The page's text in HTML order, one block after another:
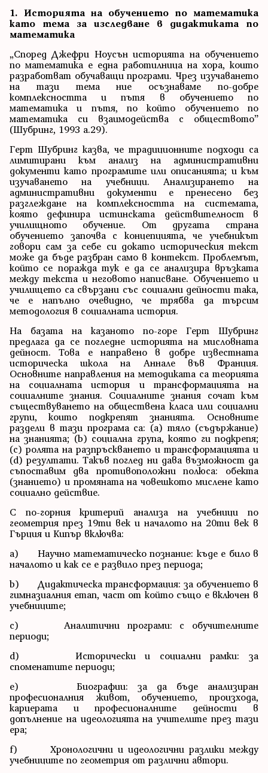
1. Историята на обучението по математика
като тема за изследване в дидактиката по
математика
„Според Джефри Ноусън историята на обучението
по математика е една работилница на хора, които
разработват обучаващи програми. Чрез изучаването
на тази тема ние осъзнаваме по-добре
комплексността и пътя в обучението по
математика и пътя, по който обучението по
математика си взаимодейства с обществото”
(Шубринг, 1993 а.29).
Герт Шубринг казва, че традиционните подходи са
лимитирани към анализ на административни
документи като програмите или описанията; и към
изучаването на учебници. Анализирането на
административни документи е пренесено без
разглеждане на комплексността на системата,
която дефинира истинската действителност в
училищното обучение. От другата страна
обучението започва с концепцията, че учебникът
говори сам за себе си докато историческия текст
може да бъде разбран само в контекст. Проблемът,
който се поражда тук е да се анализира връзката
между текста и неговото написване. Обучението и
училището са свързани със социални дейности така,
че е напълно очевидно, че трябва да търсим
методология в социалната история.
На базата на казаното по-горе Герт Шубринг
предлага да се погледне историята на мисловната
дейност. Това е направено в добре известната
историческа школа на Аннале във Франция.
Основните направления на методиката са теорията
на социалната история и трансформацията на
социалните знания. Социалните знания сочат към
съществуването на обществена класа или социални
групи, които подкрепят знанията. Основните
раздели в тази програма са: (a) тяло (съдържание)
на знанията; (b) социална група, която ги подкрепя;
(c) ролята на разпръскването и трансформацията и
(d) резултати. Такъв поглед ни дава възможност да
съпоставим два противоположни полюса: обекта
(знанието) и промяната на човешкото мислене като
социално действие.
С по-горния критерий анализа на учебници по
геометрия през 19ти век и началото на 20ти век в
Гърция и Кипър включва:
a) Научно математическо познание: къде е било в
началото и как се е развило през периода;
b) Дидактическа трансформация: за обучението в
гимназиалния етап, част от който също е включен в
учебниците;
c) Аналитични програми: с обучителните
периоди;
d) Исторически и социални рамки: за
споменатите периоди;
e) Биографии: за да бъде анализиран
професионалния живот, обучението, произхода,
кариерата и професионалните дейности в
допълнение на идеологията на учителите през тази
ера;
f) Хронологични и идеологични разлики между
учебниците по геометрия от различни автори.